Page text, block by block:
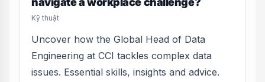
Kỹ thuật
Uncover how the Global Head of Data
Engineering at CCI tackles complex data
issues. Essential skills, insights and advice.